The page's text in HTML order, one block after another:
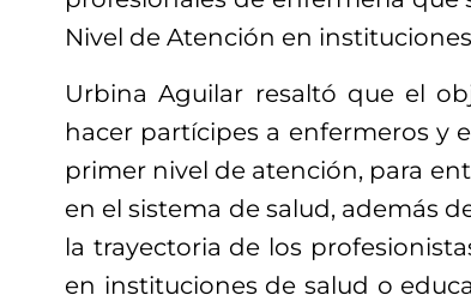
Nivel de Atención en
Urbina Aguilar resaltó que el
hacer partícipes a enfermeros y
primer nivel de atención, para
en el sistema de salud, además
la trayectoria de los
en instituciones de salud o